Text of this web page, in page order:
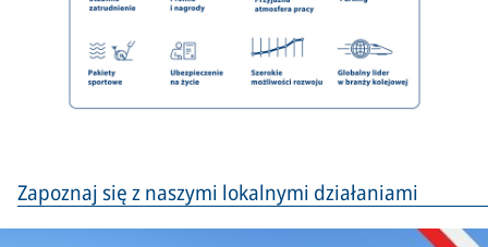
Zapoznaj się z naszymi lokalnymi działaniami